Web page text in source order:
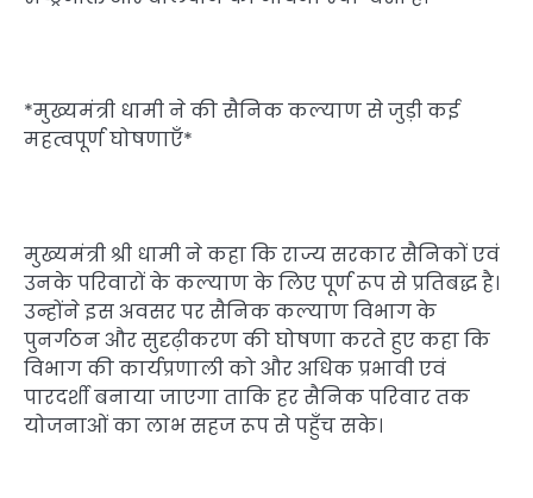
*मुख्यमंत्री धामी ने की सैनिक कल्याण से जुड़ी कई
महत्वपूर्ण घोषणाएँ*
मुख्यमंत्री श्री धामी ने कहा कि राज्य सरकार सैनिकों एवं
उनके परिवारों के कल्याण के लिए पूर्ण रूप से प्रतिबद्ध है।
उन्होंने इस अवसर पर सैनिक कल्याण विभाग के
पुनर्गठन और सुदृढ़ीकरण की घोषणा करते हुए कहा कि
विभाग की कार्यप्रणाली को और अधिक प्रभावी एवं
पारदर्शी बनाया जाएगा ताकि हर सैनिक परिवार तक
योजनाओं का लाभ सहज रूप से पहुँच सके।